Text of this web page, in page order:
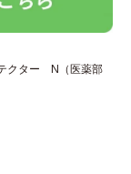
クター N（医薬部